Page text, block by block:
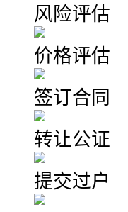
风险评估
价格评估
签订合同
转让公证
提交过户